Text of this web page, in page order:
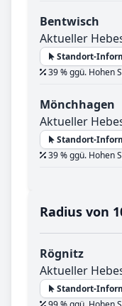
Bentwisch
Aktueller
Standort-
39 % ggü. Hohen
Mönchhagen
Aktueller
Standort-
39 % ggü. Hohen
Radius von
Rögnitz
Aktueller
Standort-